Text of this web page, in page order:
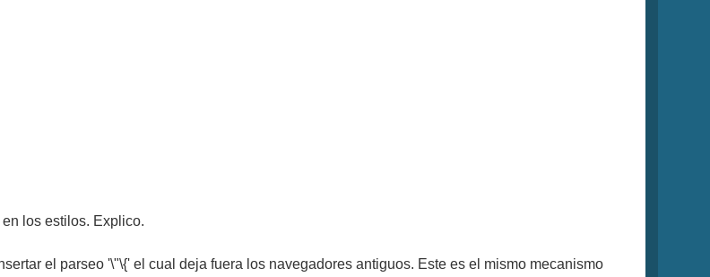
los estilos. Explico.
el parseo '\"\{' el cual deja fuera los navegadores antiguos. Este es el mismo mecanismo